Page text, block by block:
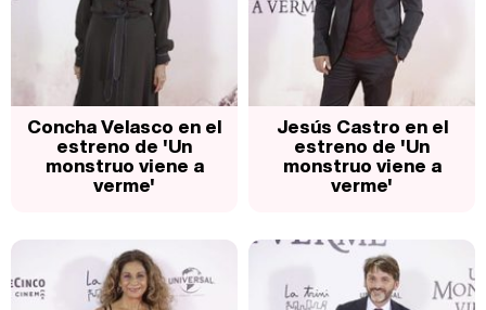
Concha Velasco en el
estreno de 'Un
monstruo viene a
verme'
Jesús Castro en el
estreno de 'Un
monstruo viene a
verme'